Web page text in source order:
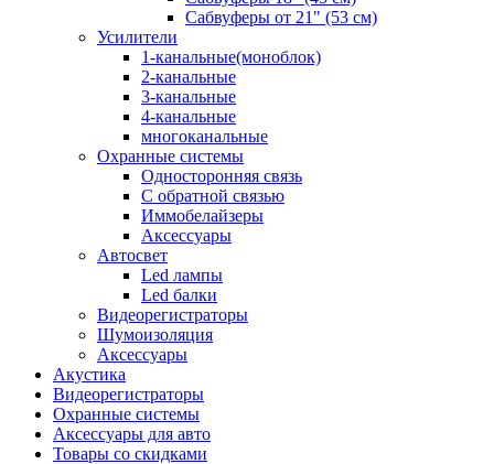
Сабвуферы от 21" (53 см)
Усилители
1-канальные(моноблок)
2-канальные
3-канальные
4-канальные
многоканальные
Охранные системы
Односторонняя связь
С обратной связью
Иммобелайзеры
Аксессуары
Автосвет
Led лампы
Led балки
Видеорегистраторы
Шумоизоляция
Аксессуары
Акустика
Видеорегистраторы
Охранные системы
Аксессуары для авто
Товары со скидками